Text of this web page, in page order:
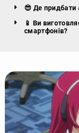
😎 Де придбати
📱 Ви
смартфонів?